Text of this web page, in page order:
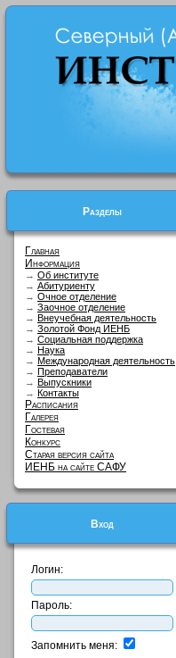
Разделы
Главная
Информация
→ Об институте
→ Абитуриенту
→ Очное отделение
→ Заочное отделение
→ Внеучебная деятельность
→ Золотой Фонд ИЕНБ
→ Социальная поддержка
→ Наука
→ Международная деятельность
→ Преподаватели
→ Выпускники
→ Контакты
Расписания
Галерея
Гостевая
Конкурс
Старая версия сайта
ИЕНБ на сайте САФУ
Вход
Логин:
Пароль:
Запомнить меня: